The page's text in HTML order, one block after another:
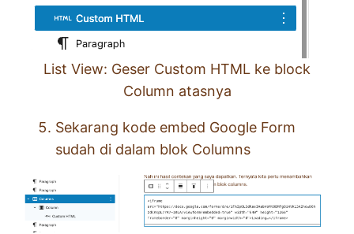
List View: Geser Custom HTML ke block
Column atasnya
Sekarang kode embed Google Form
sudah di dalam blok Columns